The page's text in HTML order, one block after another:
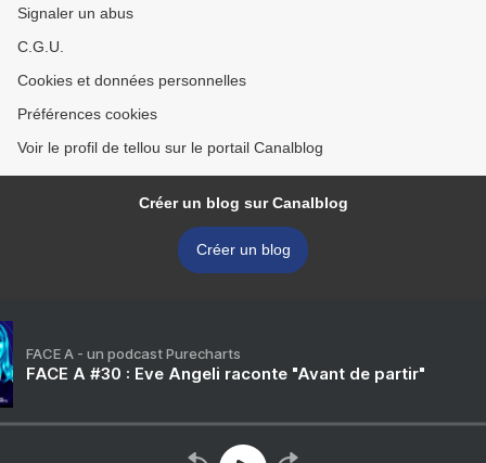
Signaler un abus
C.G.U.
Cookies et données personnelles
Préférences cookies
Voir le profil de tellou sur le portail Canalblog
Créer un blog sur Canalblog
Créer un blog
FACE A - un podcast Purecharts
FACE A #30 : Eve Angeli raconte "Avant de partir"